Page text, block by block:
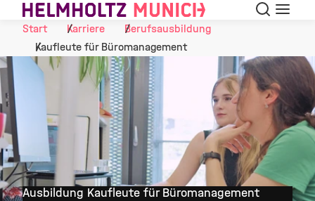
Skip to Content Suche
Start
Karriere
Berufsausbildung
Kaufleute für Büromanagement
Ausbildung Kaufleute für Büromanagement